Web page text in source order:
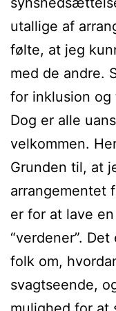
utallige af
følte, at jeg
med de andre.
for inklusion
Dog er alle
velkommen.
Grunden til, at
arrangementet
er for at lave
“verdener”.
folk om,
svagtseende,